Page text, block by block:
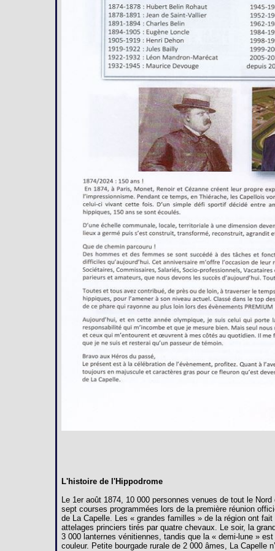
L'histoire de l'Hippodrome
Le 1er août 1874, 10 000 personnes venues de tout le
sept courses programmées lors de la première réunion
de La Capelle. Les « grandes familles » de la région ont
attelages princiers tirés par quatre chevaux. Le soir, la
3 000 lanternes vénitiennes, tandis que la « demi-lune »
couleur. Petite bourgade rurale de 2 000 âmes, La Capelle